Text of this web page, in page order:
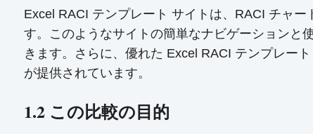
Excel RACI テンプレート サイトは、RACI チャ
す。このようなサイトの簡単なナビゲーションと
きます。さらに、優れた Excel RACI テンプレー
が提供されています。
1.2 この比較の目的